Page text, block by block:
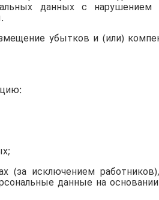
данных с нарушением
убытков и (или)
(за исключением
данные на основании